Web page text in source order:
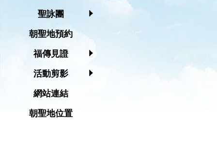
聖詠團
朝聖地預約
福傳見證
活動剪影
網站連結
朝聖地位置